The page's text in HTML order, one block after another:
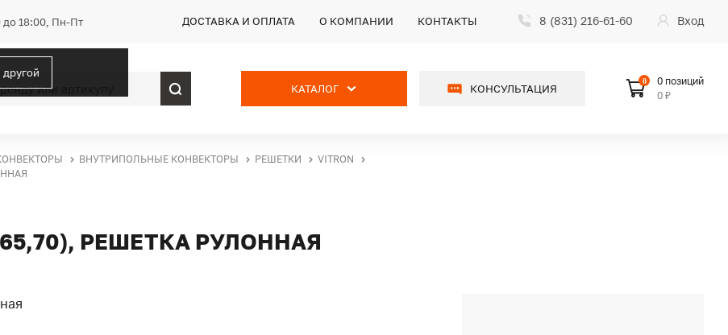
18:00, Пн-Пт
другой
ДОСТАВКА И ОПЛАТА О КОМПАНИИ КОНТАКТЫ 8 (831) 216-61-60 Вход
КАТАЛОГ КОНСУЛЬТАЦИЯ
0
0 позиций
0 ₽
ВНУТРИПОЛЬНЫЕ КОНВЕКТОРЫ РЕШЕТКИ
VITRON
РЕШЕТКА РУЛОННАЯ